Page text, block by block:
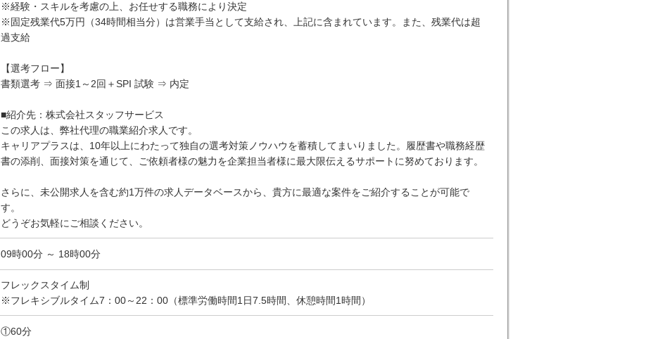
※経験・スキルを考慮の上、お任せする職務により決定
※固定残業代5万円（34時間相当分）は営業手当として支給され、上記に含まれています。また、残業代は超
過支給
【選考フロー】
書類選考 ⇒ 面接1～2回＋SPI 試験 ⇒ 内定
■紹介先：株式会社スタッフサービス
この求人は、弊社代理の職業紹介求人です。
キャリアプラスは、10年以上にわたって独自の選考対策ノウハウを蓄積してまいりました。履歴書や職務経歴
書の添削、面接対策を通じて、ご依頼者様の魅力を企業担当者様に最大限伝えるサポートに努めております。
さらに、未公開求人を含む約1万件の求人データベースから、貴方に最適な案件をご紹介することが可能で
す。
どうぞお気軽にご相談ください。
09時00分 ～ 18時00分
フレックスタイム制
※フレキシブルタイム7：00～22：00（標準労働時間1日7.5時間、休憩時間1時間）
①60分